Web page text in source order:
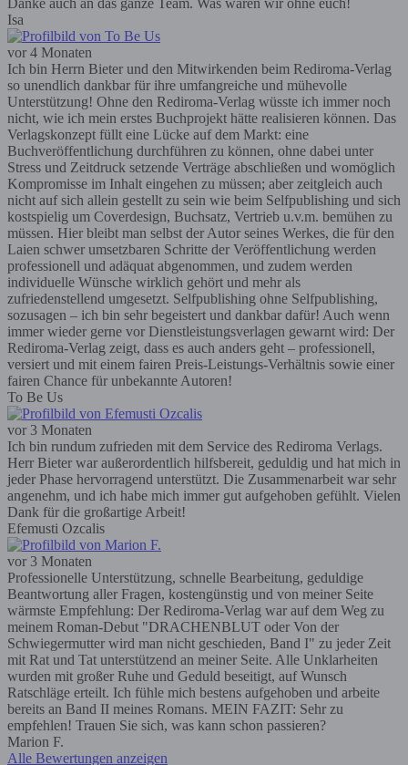
Isa
vor 4 Monaten
Ich bin Herrn Bieter und den Mitwirkenden beim Rediroma-Verlag
so unendlich dankbar für ihre umfangreiche und mühevolle
Unterstützung! Ohne den Rediroma-Verlag wüsste ich immer noch
nicht, wie ich mein erstes Buchprojekt hätte realisieren können. Das
Verlagskonzept füllt eine Lücke auf dem Markt: eine
Buchveröffentlichung durchführen zu können, ohne dabei unter
Stress und Zeitdruck setzende Verträge abschließen und womöglich
Kompromisse im Inhalt eingehen zu müssen; aber zeitgleich auch
nicht auf sich allein gestellt zu sein wie beim Selfpublishing und sich
kostspielig um Coverdesign, Buchsatz, Vertrieb u.v.m. bemühen zu
müssen. Hier bleibt man selbst der Autor seines Werkes, die für den
Laien schwer umsetzbaren Schritte der Veröffentlichung werden
professionell und adäquat abgenommen, und zudem werden
individuelle Wünsche wirklich gehört und mehr als
zufriedenstellend umgesetzt. Selfpublishing ohne Selfpublishing,
sozusagen – ich bin sehr begeistert und dankbar dafür! Auch wenn
immer wieder gerne vor Dienstleistungsverlagen gewarnt wird: Der
Rediroma-Verlag zeigt, dass es auch anders geht – professionell,
versiert und mit einem fairen Preis-Leistungs-Verhältnis sowie einer
fairen Chance für unbekannte Autoren!
To Be Us
vor 3 Monaten
Ich bin rundum zufrieden mit dem Service des Rediroma Verlags.
Herr Bieter war außerordentlich hilfsbereit, geduldig und hat mich in
jeder Phase hervorragend unterstützt. Die Zusammenarbeit war sehr
angenehm, und ich habe mich immer gut aufgehoben gefühlt. Vielen
Dank für die großartige Arbeit!
Efemusti Ozcalis
vor 3 Monaten
Professionelle Unterstützung, schnelle Bearbeitung, geduldige
Beantwortung aller Fragen, kostengünstig und von meiner Seite
wärmste Empfehlung: Der Rediroma-Verlag war auf dem Weg zu
meinem Roman-Debut "DRACHENBLUT oder Von der
Schwiegermutter wird man nicht geschieden, Band I" zu jeder Zeit
mit Rat und Tat unterstützend an meiner Seite. Alle Unklarheiten
wurden mit großer Ruhe und Geduld beseitigt, auf Wunsch
Ratschläge erteilt. Ich fühle mich bestens aufgehoben und arbeite
bereits an Band II meines Romans. MEIN FAZIT: Sehr zu
empfehlen! Trauen Sie sich, was kann schon passieren?
Marion F.
Alle Bewertungen anzeigen